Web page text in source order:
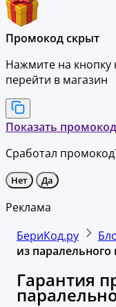
Промокод скрыт
Нажмите на
перейти в магазин
Показать промокод
Сработал
Нет Да
Реклама
БериКод.ру
из
Гарантия